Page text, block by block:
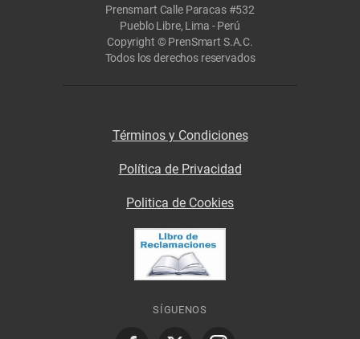
Prensmart Calle Paracas #532
Pueblo Libre, Lima - Perú
Copyright © PrenSmart S.A.C.
Todos los derechos reservados
Términos y Condiciones
Política de Privacidad
Politica de Cookies
SÍGUENOS